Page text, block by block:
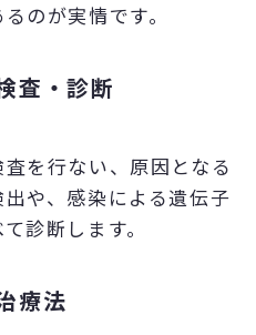
のが実情です。
査・診断
を行ない、原因となる
や、感染による遺伝子
診断します。
療法